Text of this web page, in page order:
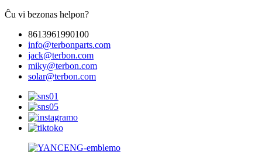
Ĉu vi bezonas helpon?
8613961990100
info@terbonparts.com
jack@terbon.com
miky@terbon.com
solar@terbon.com